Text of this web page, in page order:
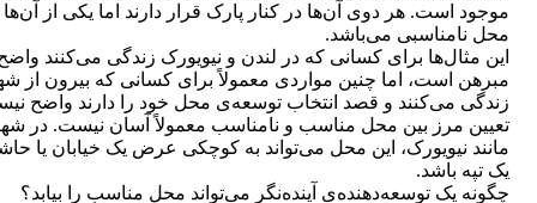
موجود است. هر دوی آن‌ها در کنار پارک قرار دارند اما یکی از آن‌ها
محل نامناسبی می‌‏باشد.
این مثال‌ها برای کسانی که در لندن و نیویورک زندگی می‌کنند
مبرهن است، اما چنین مواردی معمولاً برای کسانی که بیرون از
زندگی می‌کنند و قصد انتخاب توسعه‌‏ی محل خود را دارند واضح
تعیین مرز بین محل مناسب و نامناسب معمولاً آسان نیست. در
مانند نیویورک، این محل می‌‏تواند به کوچکی عرض یک خیابان یا
یک تپه باشد.
چگونه یک توسعه‌دهنده‏‌ی آینده‌‏نگر می‌تواند محل مناسب را بیابد؟